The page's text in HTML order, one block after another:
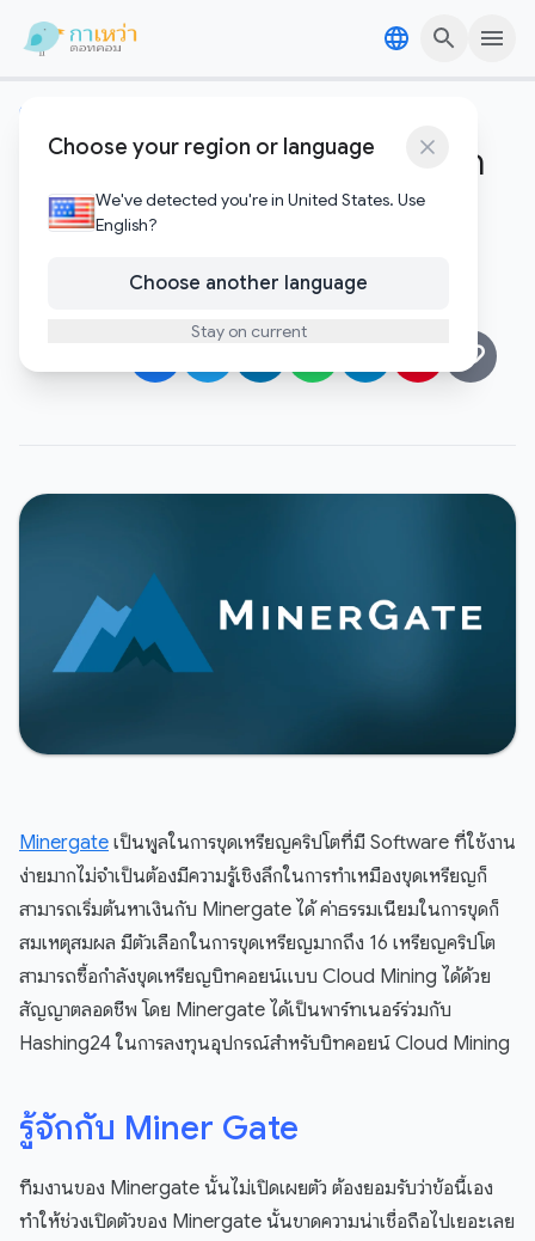
Choose your region or language
We've detected you're in United States. Use
English?
Choose another language
Stay on current
คริปโตและบล๊อคเชน
Minergate ตัวเลือกแรกในการขุด
เหรียญสำหรับมือใหม่
กรกฎาคม 1, 2018• 2 minutes to read
Minergate เป็นพูลในการขุดเหรียญคริปโตที่มี Software ที่ใช้งาน
ง่ายมากไม่จำเป็นต้องมีความรู้เชิงลึกในการทำเหมืองขุดเหรียญก็
สามารถเริ่มต้นหาเงินกับ Minergate ได้ ค่าธรรมเนียมในการขุดก็
สมเหตุสมผล มีตัวเลือกในการขุดเหรียญมากถึง 16 เหรียญคริปโต
สามารถซื้อกำลังขุดเหรียญบิทคอยน์แบบ Cloud Mining ได้ด้วย
สัญญาตลอดชีพ โดย Minergate ได้เป็นพาร์ทเนอร์ร่วมกับ
Hashing24 ในการลงทุนอุปกรณ์สำหรับบิทคอยน์ Cloud Mining
รู้จักกับ Miner Gate
ทีมงานของ Minergate นั้นไม่เปิดเผยตัว ต้องยอมรับว่าข้อนี้เอง
ทำให้ช่วงเปิดตัวของ Minergate นั้นขาดความน่าเชื่อถือไปเยอะเลย